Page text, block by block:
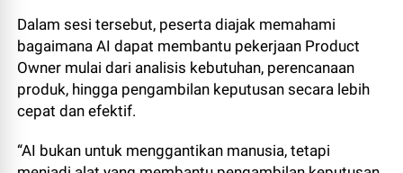
Dalam sesi tersebut, peserta diajak memahami
bagaimana AI dapat membantu pekerjaan Product
Owner mulai dari analisis kebutuhan, perencanaan
produk, hingga pengambilan keputusan secara lebih
cepat dan efektif.
“AI bukan untuk menggantikan manusia, tetapi